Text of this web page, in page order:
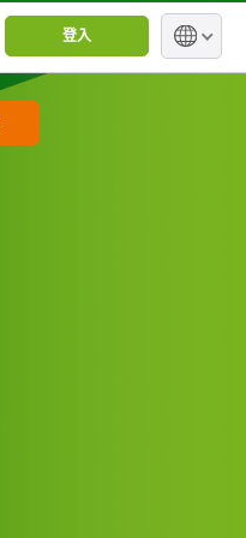
登入